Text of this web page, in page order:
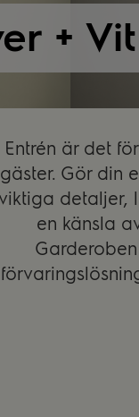
+ Vit
Entrén är det
gäster. Gör din
viktiga detaljer,
en känsla